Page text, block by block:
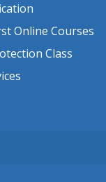
Online Courses
Class